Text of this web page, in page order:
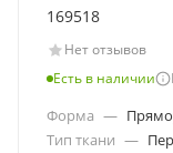
169518
Нет отзывов
Есть в наличии
Форма —
Тип ткани —